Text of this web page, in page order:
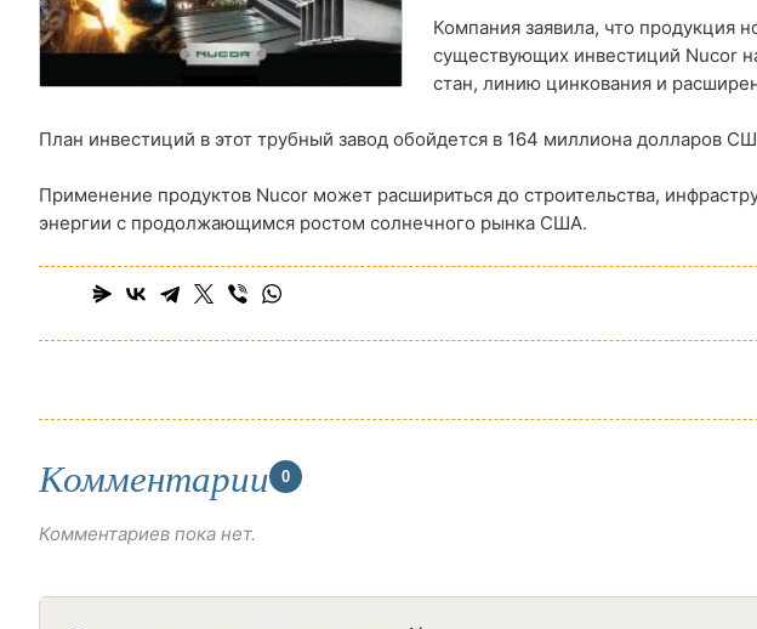
Компания заявила, что продукция
существующих инвестиций Nucor
стан, линию цинкования и
План инвестиций в этот трубный завод обойдется в 164 миллиона долларов
Применение продуктов Nucor может расшириться до строительства,
энергии с продолжающимся ростом солнечного рынка США.
Комментарии 0
Комментариев пока нет.